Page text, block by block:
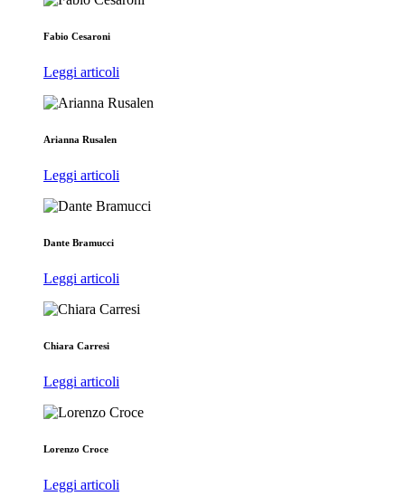
Fabio Cesaroni
Leggi articoli
Arianna Rusalen
Leggi articoli
Dante Bramucci
Leggi articoli
Chiara Carresi
Leggi articoli
Lorenzo Croce
Leggi articoli